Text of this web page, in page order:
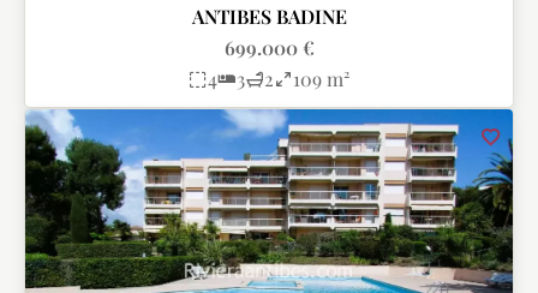
ANTIBES BADINE
699.000 €
4
3 2 109 m²